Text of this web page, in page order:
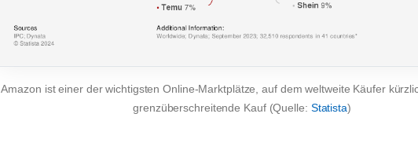
Amazon ist einer der wichtigsten Online-Marktplätze, auf dem weltweite Käufer
grenzüberschreitende Kauf (Quelle: Statista)